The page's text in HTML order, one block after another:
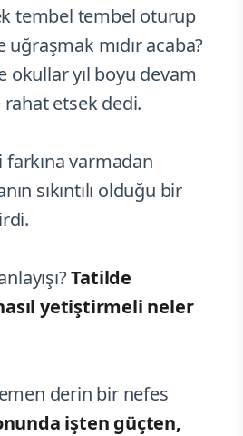
tembel tembel oturup
uğraşmak mıdır acaba?
okullar yıl boyu devam
etsek dedi.
farkına varmadan
sıkıntılı olduğu bir
Tatilde
yetiştirmeli neler
derin bir nefes
işten güçten,